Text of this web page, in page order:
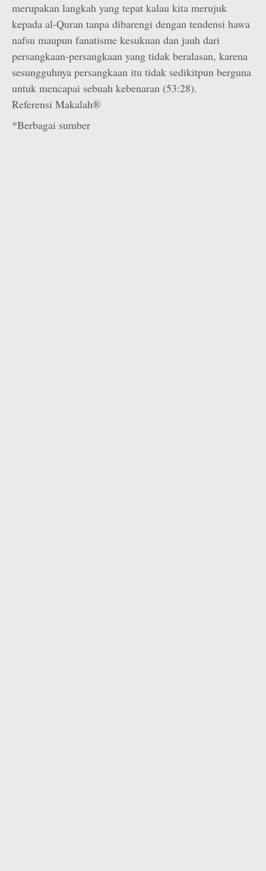
merupakan langkah yang tepat kalau kita merujuk
kepada al-Quran tanpa dibarengi dengan tendensi hawa
nafsu maupun fanatisme kesukuan dan jauh dari
persangkaan-persangkaan yang tidak beralasan, karena
sesungguhnya persangkaan itu tidak sedikitpun berguna
untuk mencapai sebuah kebenaran (53:28).
Referensi Makalah®
*Berbagai sumber